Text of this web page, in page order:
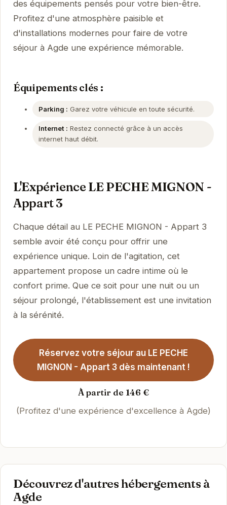
des équipements pensés pour votre bien-être.
Profitez d'une atmosphère paisible et
d'installations modernes pour faire de votre
séjour à Agde une expérience mémorable.
Équipements clés :
Parking : Garez votre véhicule en toute sécurité.
Internet : Restez connecté grâce à un accès
internet haut débit.
L'Expérience LE PECHE MIGNON -
Appart 3
Chaque détail au LE PECHE MIGNON - Appart 3
semble avoir été conçu pour offrir une
expérience unique. Loin de l'agitation, cet
appartement propose un cadre intime où le
confort prime. Que ce soit pour une nuit ou un
séjour prolongé, l'établissement est une invitation
à la sérénité.
Réservez votre séjour au LE PECHE
MIGNON - Appart 3 dès maintenant !
À partir de 146 €
(Profitez d'une expérience d'excellence à Agde)
Découvrez d'autres hébergements à
Agde